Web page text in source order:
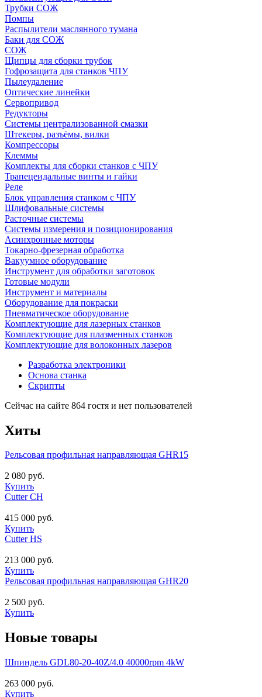
Трубки СОЖ
Помпы
Распылители маслянного тумана
Баки для СОЖ
СОЖ
Щипцы для сборки трубок
Гофрозащита для станков ЧПУ
Пылеудаление
Оптические линейки
Сервопривод
Редукторы
Системы централизованной смазки
Штекеры, разъёмы, вилки
Компрессоры
Клеммы
Комплекты для сборки станков с ЧПУ
Трапецеидальные винты и гайки
Реле
Блок управления станком с ЧПУ
Шлифовальные системы
Расточные системы
Системы измерения и позиционирования
Асинхронные моторы
Токарно-фрезерная обработка
Вакуумное оборудование
Инструмент для обработки заготовок
Готовые модули
Инструмент и материалы
Оборудование для покраски
Пневматическое оборудование
Комплектующие для лазерных станков
Комплектующие для плазменных станков
Комплектующие для волоконных лазеров
Разработка электроники
Основа станка
Скрипты
Сейчас на сайте 864 гостя и нет пользователей
Хиты
Рельсовая профильная направляющая GHR15
2 080 руб.
Купить
Cutter CH
415 000 руб.
Купить
Cutter HS
213 000 руб.
Купить
Рельсовая профильная направляющая GHR20
2 500 руб.
Купить
Новые товары
Шпиндель GDL80-20-40Z/4.0 40000rpm 4kW
263 000 руб.
Купить